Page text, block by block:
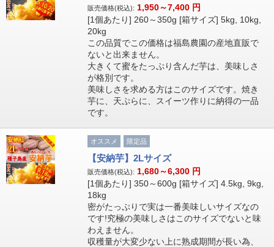
販売価格(税込): 1,950～7,400 円
[1個あたり] 260～350g [箱サイズ] 5kg, 10kg,
20kg
この品質でこの価格は福島農園の産地直販で
ないと出来ません。
大きくて蜜をたっぷり含んだ芋は、美味しさ
が格別です。
美味しさを求める方はこのサイズです。焼き
芋に、天ぷらに、スイーツ作りに納得の一品
です。
オススメ 限定品
【安納芋】2Lサイズ
販売価格(税込): 1,680～6,300 円
[1個あたり] 350～600g [箱サイズ] 4.5kg, 9kg,
18kg
密がたっぷりで実は一番美味しいサイズなの
です!究極の美味しさはこのサイズでないと味
わえません。
収穫量が大変少ない上に熟成期間が長い為、